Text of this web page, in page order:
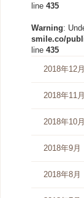
line 435
Warning:
smile.co/
line 435
2018年12月
2018年11月
2018年10月
2018年9月
2018年8月